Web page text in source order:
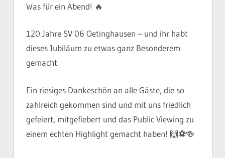
Was für ein Abend! 🔥
120 Jahre SV 06 Oetinghausen – und ihr habt
dieses Jubiläum zu etwas ganz Besonderem
gemacht.
Ein riesiges Dankeschön an alle Gäste, die so
zahlreich gekommen sind und mit uns friedlich
gefeiert, mitgefiebert und das Public Viewing zu
einem echten Highlight gemacht haben! 🙌⚽️🍻